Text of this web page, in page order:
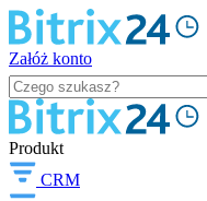
Załóż konto
Produkt
CRM